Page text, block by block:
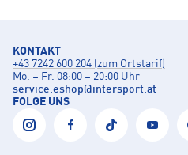
KONTAKT
+43 7242 600 204 (zum Ortstarif)
Mo. – Fr. 08:00 – 20:00 Uhr
service.eshop@intersport.at
FOLGE UNS